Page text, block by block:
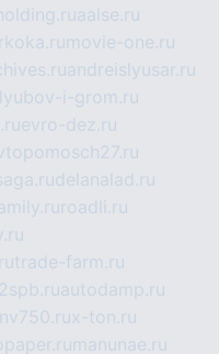
aalse.ru
movie-one.ru
andreislyusar.ru
i-grom.ru
evro-dez.ru
delanalad.ru
roadli.ru
trade-farm.ru
autodamp.ru
nv750.rux-ton.ru
manunae.ru